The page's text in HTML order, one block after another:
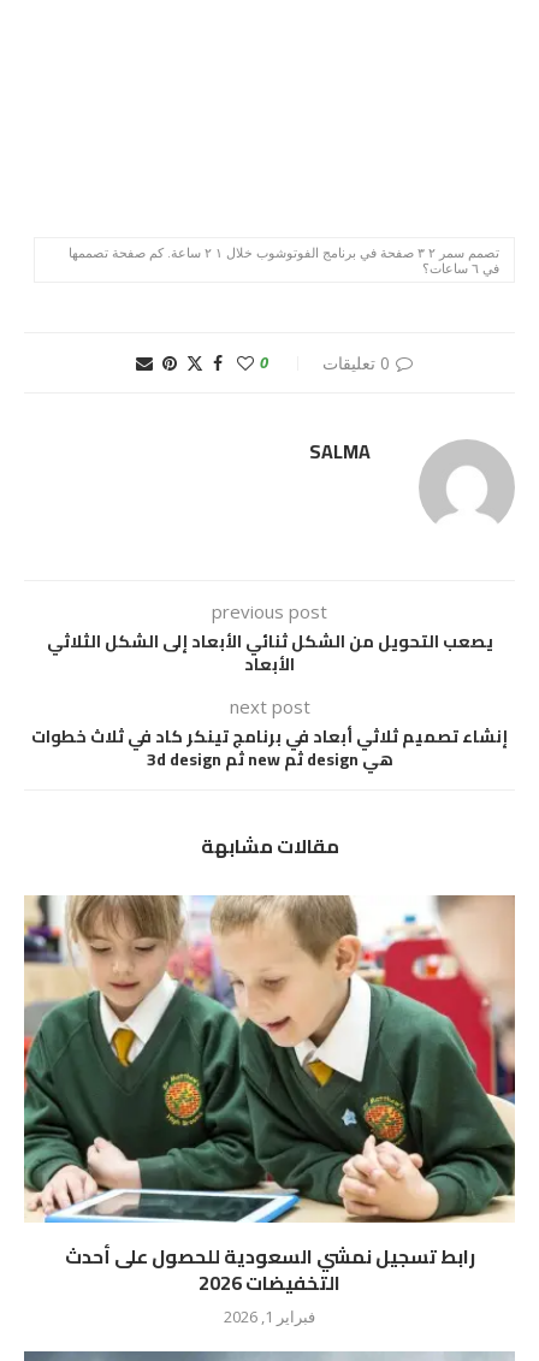
تصمم سمر ٢ ٣ صفحة في برنامج الفوتوشوب خلال ١ ٢ ساعة. كم صفحة تصممها
في ٦ ساعات؟
0 تعليقات 0
SALMA
previous post
يصعب التحويل من الشكل ثنائي الأبعاد إلى الشكل الثلاثي
الأبعاد
next post
إنشاء تصميم ثلاثي أبعاد في برنامج تينكر كاد في ثلاث خطوات
هي design ثم new ثم 3d design
مقالات مشابهة
رابط تسجيل نمشي السعودية للحصول على أحدث
التخفيضات 2026
فبراير 1, 2026